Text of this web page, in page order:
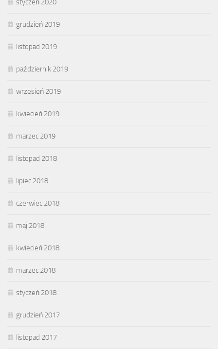
styczeń 2020
grudzień 2019
listopad 2019
październik 2019
wrzesień 2019
kwiecień 2019
marzec 2019
listopad 2018
lipiec 2018
czerwiec 2018
maj 2018
kwiecień 2018
marzec 2018
styczeń 2018
grudzień 2017
listopad 2017